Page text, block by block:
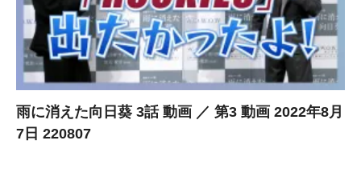
雨に消えた向日葵 3話 動画 ／ 第3 動画 2022年8月
7日 220807